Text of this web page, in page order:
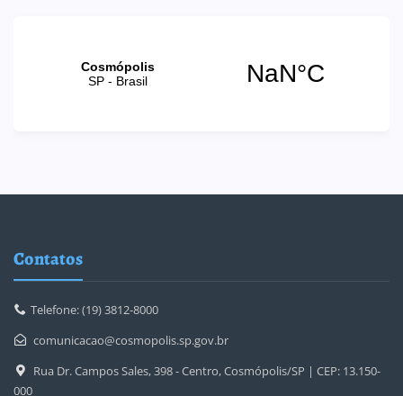
Contatos
Telefone: (19) 3812-8000
comunicacao@cosmopolis.sp.gov.br
Rua Dr. Campos Sales, 398 - Centro, Cosmópolis/SP | CEP: 13.150-
000